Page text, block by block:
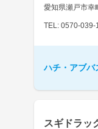
愛知県瀬戸市幸
TEL: 0570-039-
ハチ・アブバ
スギドラッ